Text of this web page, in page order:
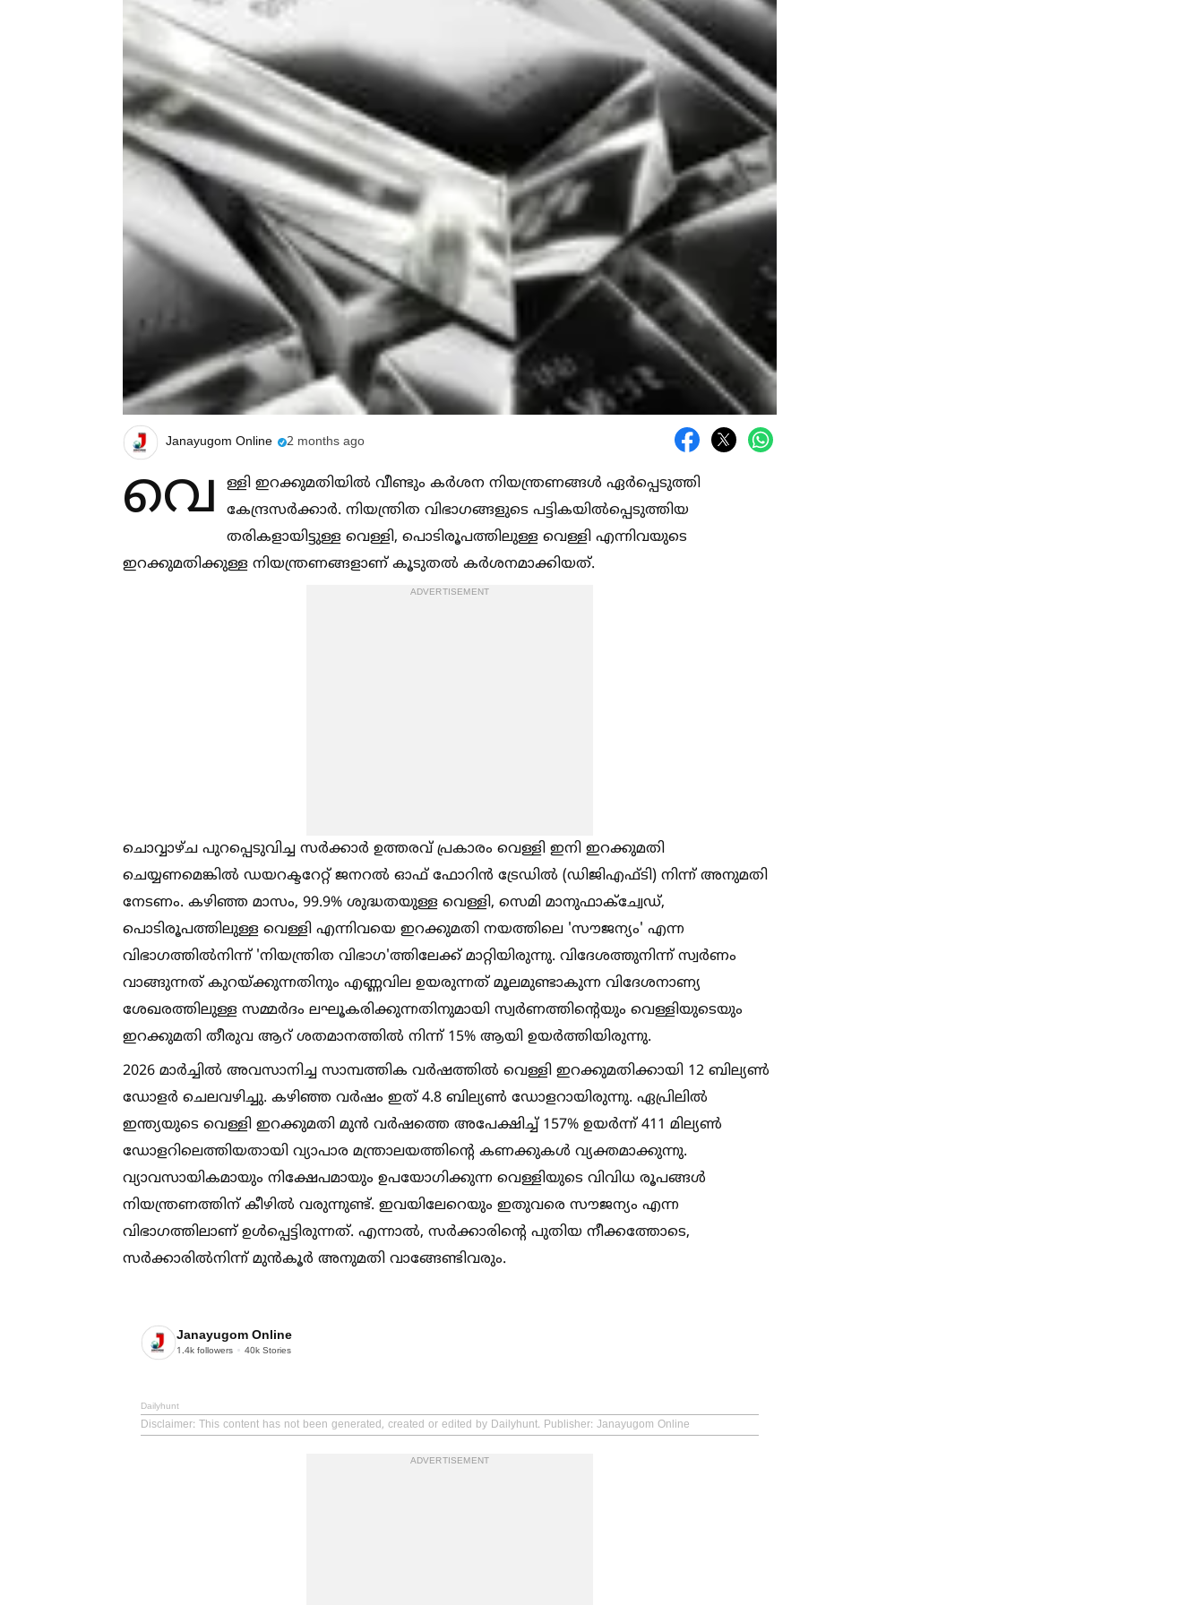
Janayugom Online 2 months ago
വെ
ള്ളി ഇറക്കുമതിയില്‍ വീണ്ടും കര്‍ശന നിയന്ത്രണങ്ങള്‍ ഏർപ്പെടുത്തി
കേന്ദ്രസർക്കാർ. നിയന്ത്രിത വിഭാഗങ്ങളുടെ പട്ടികയില്‍പ്പെടുത്തിയ
തരികളായിട്ടുള്ള വെള്ളി, പൊടിരൂപത്തിലുള്ള വെള്ളി എന്നിവയുടെ
ഇറക്കുമതിക്കുള്ള നിയന്ത്രണങ്ങളാണ് കൂടുതല്‍ കര്‍ശനമാക്കിയത്.
ADVERTISEMENT
ചൊവ്വാഴ്ച പുറപ്പെടുവിച്ച സർക്കാർ ഉത്തരവ് പ്രകാരം വെള്ളി ഇനി ഇറക്കുമതി
ചെയ്യണമെങ്കില്‍ ഡയറക്ടറേറ്റ് ജനറല്‍ ഓഫ് ഫോറിൻ ട്രേഡില്‍ (ഡിജിഎഫ്ടി) നിന്ന് അനുമതി
നേടണം. കഴിഞ്ഞ മാസം, 99.9% ശുദ്ധതയുള്ള വെള്ളി, സെമി മാനുഫാക്‌ച്വേഡ്,
പൊടിരൂപത്തിലുള്ള വെള്ളി എന്നിവയെ ഇറക്കുമതി നയത്തിലെ 'സൗജന്യം' എന്ന
വിഭാഗത്തില്‍നിന്ന് 'നിയന്ത്രിത വിഭാഗ'ത്തിലേക്ക് മാറ്റിയിരുന്നു. വിദേശത്തുനിന്ന് സ്വർണം
വാങ്ങുന്നത് കുറയ്ക്കുന്നതിനും എണ്ണവില ഉയരുന്നത് മൂലമുണ്ടാകുന്ന വിദേശനാണ്യ
ശേഖരത്തിലുള്ള സമ്മർദം ലഘൂകരിക്കുന്നതിനുമായി സ്വർണത്തിന്റെയും വെള്ളിയുടെയും
ഇറക്കുമതി തീരുവ ആറ് ശതമാനത്തില്‍ നിന്ന് 15% ആയി ഉയർത്തിയിരുന്നു.
2026 മാർച്ചില്‍ അവസാനിച്ച സാമ്പത്തിക വർഷത്തില്‍ വെള്ളി ഇറക്കുമതിക്കായി 12 ബില്യണ്‍
ഡോളർ ചെലവഴിച്ചു. കഴിഞ്ഞ വർഷം ഇത് 4.8 ബില്യണ്‍ ഡോളറായിരുന്നു. ഏപ്രിലില്‍
ഇന്ത്യയുടെ വെള്ളി ഇറക്കുമതി മുൻ വർഷത്തെ അപേക്ഷിച്ച്‌ 157% ഉയർന്ന് 411 മില്യണ്‍
ഡോളറിലെത്തിയതായി വ്യാപാര മന്ത്രാലയത്തിന്റെ കണക്കുകള്‍ വ്യക്തമാക്കുന്നു.
വ്യാവസായികമായും നിക്ഷേപമായും ഉപയോഗിക്കുന്ന വെള്ളിയുടെ വിവിധ രൂപങ്ങള്‍
നിയന്ത്രണത്തിന് കീഴില്‍ വരുന്നുണ്ട്. ഇവയിലേറെയും ഇതുവരെ സൗജന്യം എന്ന
വിഭാഗത്തിലാണ് ഉള്‍പ്പെട്ടിരുന്നത്. എന്നാല്‍, സർക്കാരിന്റെ പുതിയ നീക്കത്തോടെ,
സർക്കാരില്‍നിന്ന് മുൻകൂർ അനുമതി വാങ്ങേണ്ടിവരും.
Janayugom Online
1.4k followers 40k Stories
Dailyhunt
Disclaimer: This content has not been generated, created or edited by Dailyhunt. Publisher: Janayugom Online
ADVERTISEMENT